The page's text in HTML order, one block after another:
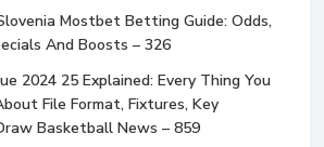
Mostbet Betting Guide: Odds,
And Boosts – 326
2024 25 Explained: Every Thing You
File Format, Fixtures, Key
Basketball News – 859